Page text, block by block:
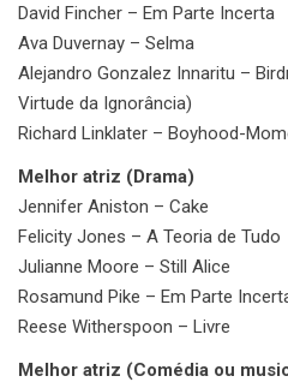
David Fincher – Em Parte Incerta
Ava Duvernay – Selma
Alejandro Gonzalez Innaritu –
Virtude da Ignorância)
Richard Linklater – Boyhood-
Melhor atriz (Drama)
Jennifer Aniston – Cake
Felicity Jones – A Teoria de Tudo
Julianne Moore – Still Alice
Rosamund Pike – Em Parte
Reese Witherspoon – Livre
Melhor atriz (Comédia ou